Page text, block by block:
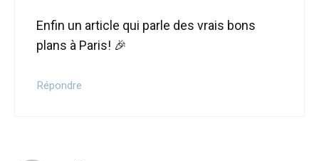
Enfin un article qui parle des vrais bons
plans à Paris! 🎉
Répondre